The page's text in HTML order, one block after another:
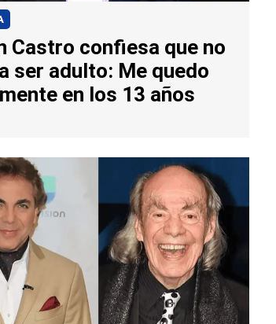
Castro confiesa que no
ser adulto: Me quedo
en los 13 años